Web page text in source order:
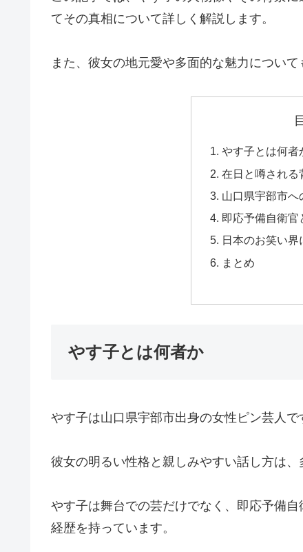
てその真相について詳しく解説します。
また、彼女の地元愛や多面的な魅力について
やす子とは何者
在日と噂される
山口県宇部市へ
即応予備自衛官
日本のお笑い
まとめ
やす子とは何者か
やす子は山口県宇部市出身の女性ピン芸人で
彼女の明るい性格と親しみやすい話し方は、
やす子は舞台での芸だけでなく、即応予備
経歴を持っています。